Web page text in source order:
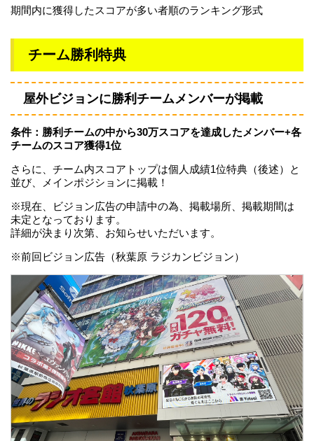
期間内に獲得したスコアが多い者順のランキング形式
チーム勝利特典
屋外ビジョンに勝利チームメンバーが掲載
条件：勝利チームの中から30万スコアを達成したメンバー+各
チームのスコア獲得1位
さらに、チーム内スコアトップは個人成績1位特典（後述）と
並び、メインポジションに掲載！
※現在、ビジョン広告の申請中の為、掲載場所、掲載期間は
未定となっております。
詳細が決まり次第、お知らせいただいます。
※前回ビジョン広告（秋葉原 ラジカンビジョン）